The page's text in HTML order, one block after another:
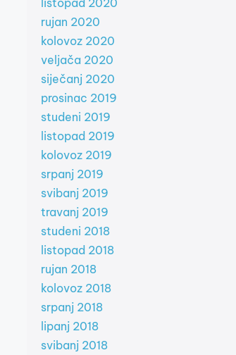
listopad 2020
rujan 2020
kolovoz 2020
veljača 2020
siječanj 2020
prosinac 2019
studeni 2019
listopad 2019
kolovoz 2019
srpanj 2019
svibanj 2019
travanj 2019
studeni 2018
listopad 2018
rujan 2018
kolovoz 2018
srpanj 2018
lipanj 2018
svibanj 2018